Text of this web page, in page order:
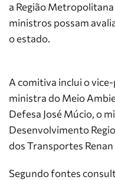
a Região
ministros possam
o estado.
A comitiva inclui o
ministra do Meio
Defesa José Múcio, o
Desenvolvimento
dos Transportes Renan
Segundo fontes